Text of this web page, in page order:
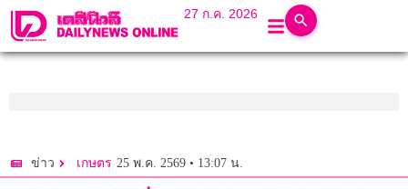
27 ก.ค. 2026
ข่าว เกษตร 25 พ.ค. 2569 • 13:07 น.